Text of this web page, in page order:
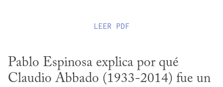
LEER PDF
Pablo Espinosa explica por qué
Claudio Abbado (1933-2014) fue un